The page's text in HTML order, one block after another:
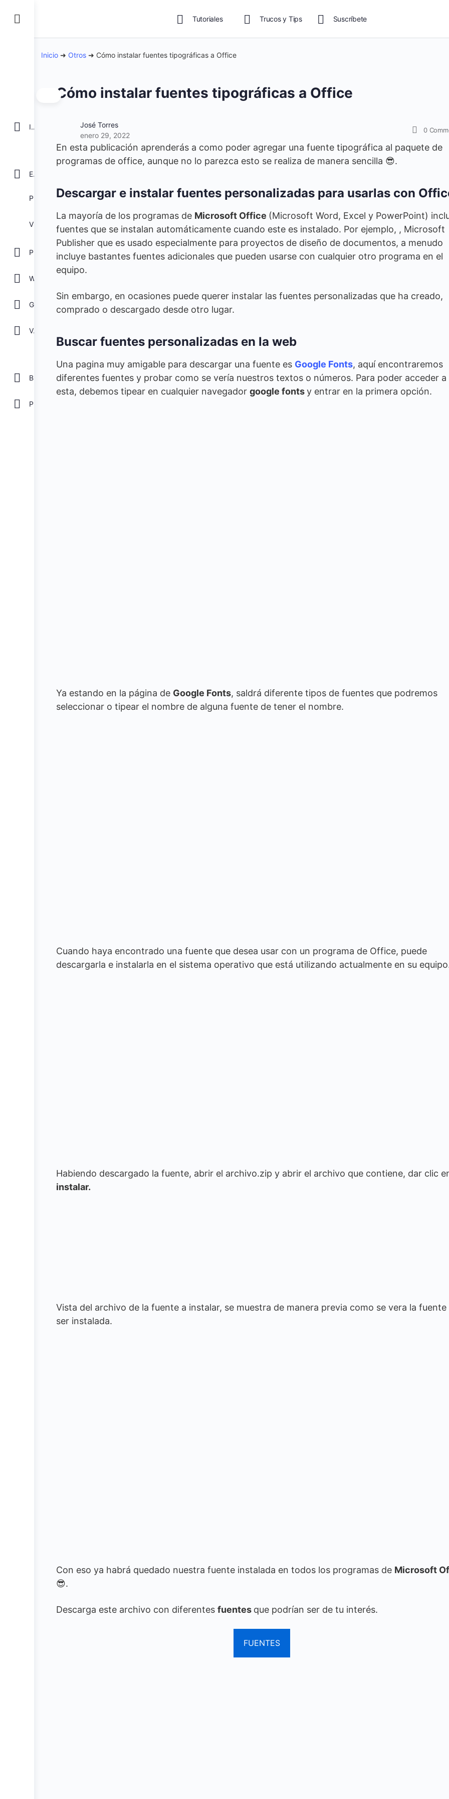
INICIO
EXCEL
VBA para Macros
GOOGLE
Ver todos
Biblioteca
Tutoriales Trucos y Tips Suscríbete
Inicio ➜ Otros ➜ Cómo instalar fuentes tipográficas a Office
Cómo instalar fuentes tipográficas a Office
José Torres
enero 29, 2022
0
En esta publicación aprenderás a como poder agregar una fuente tipográfica al paquete de
programas de office, aunque no lo parezca esto se realiza de manera sencilla 😎.
Descargar e instalar fuentes personalizadas para usarlas con
La mayoría de los programas de Microsoft Office (Microsoft Word, Excel y PowerPoint)
fuentes que se instalan automáticamente cuando este es instalado. Por ejemplo, , Microsoft
Publisher que es usado especialmente para proyectos de diseño de documentos, a menudo
incluye bastantes fuentes adicionales que pueden usarse con cualquier otro programa en el
equipo.
Sin embargo, en ocasiones puede querer instalar las fuentes personalizadas que ha creado,
comprado o descargado desde otro lugar.
Buscar fuentes personalizadas en la web
Una pagina muy amigable para descargar una fuente es Google Fonts, aquí encontraremos
diferentes fuentes y probar como se vería nuestros textos o números. Para poder acceder a
esta, debemos tipear en cualquier navegador google fontsy entrar en la primera opción.
Ya estando en la página de Google Fonts, saldrá diferente tipos de fuentes que podremos
seleccionar o tipear el nombre de alguna fuente de tener el nombre.
Cuando haya encontrado una fuente que desea usar con un programa de Office, puede
descargarla e instalarla en el sistema operativo que está utilizando actualmente en su
Habiendo descargado la fuente, abrir el archivo.zip y abrir el archivo que contiene, dar clic
instalar.
Vista del archivo de la fuente a instalar, se muestra de manera previa como se vera la fuente
ser instalada.
Con eso ya habrá quedado nuestra fuente instalada en todos los programas de Microsoft
😎.
Descarga este archivo con diferentes fuentes que podrían ser de tu interés.
FUENTES